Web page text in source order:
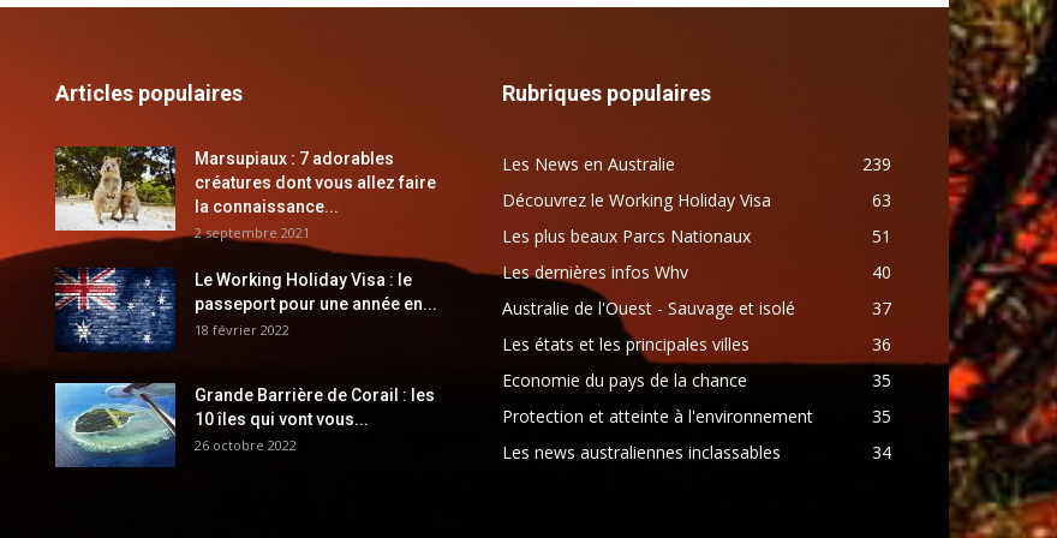
Articles populaires
Marsupiaux : 7 adorables
créatures dont vous allez faire
la connaissance...
2 septembre 2021
Le Working Holiday Visa : le
passeport pour une année en...
18 février 2022
Grande Barrière de Corail : les
10 îles qui vont vous...
26 octobre 2022
Rubriques populaires
Les News en Australie
239
Découvrez le Working Holiday Visa
63
Les plus beaux Parcs Nationaux
51
Les dernières infos Whv
40
Australie de l'Ouest - Sauvage et isolé
37
Les états et les principales villes
36
Economie du pays de la chance
35
Protection et atteinte à l'environnement
35
Les news australiennes inclassables
34